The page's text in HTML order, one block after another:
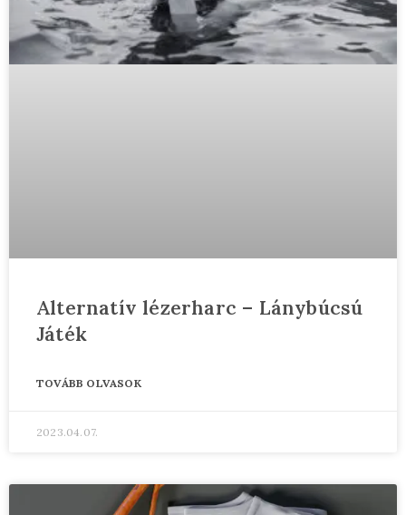
Alternatív lézerharc – Lánybúcsú
Játék
TOVÁBB OLVASOK
2023.04.07.